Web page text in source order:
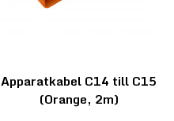
Apparatkabel C14 till C15
(Orange, 2m)